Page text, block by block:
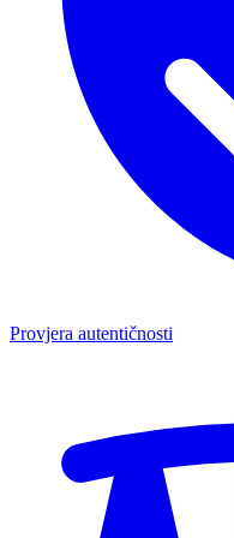
Provjera autentičnosti